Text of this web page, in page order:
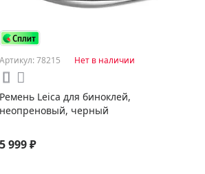
Артикул: 78215 Нет в наличии
Ремень Leica для биноклей,
неопреновый, черный
5 999 ₽